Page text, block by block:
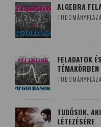
ALGEBRA
TUDOMÁNYPLÁZA
FELADATOK
TÉMAKÖRBEN
TUDOMÁNYPLÁZA
TUDÓSOK,
LÉTEZÉSÉRE